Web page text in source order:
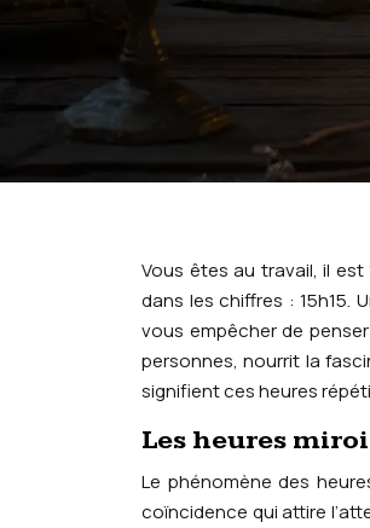
Vous êtes au travail, il est
dans les chiffres : 15h15.
vous empêcher de
personnes, nourrit la
signifient ces heures
Les heures
Le phénomène des
coïncidence qui attire